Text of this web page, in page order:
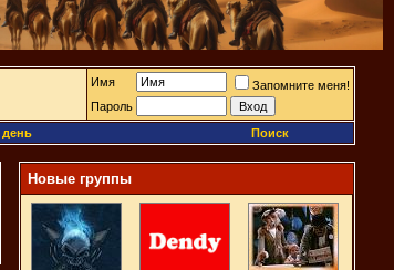
Имя
Запомните меня!
Пароль
Поиск
Новые группы